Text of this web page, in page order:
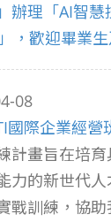
辦理「AI智
，歡迎畢業生
08
國際企業經營
計畫旨在培
力的新世代
戰訓練，協